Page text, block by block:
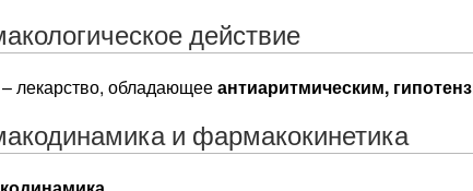
действие
– лекарство, обладающееантиаритмическим,
и фармакокинетика